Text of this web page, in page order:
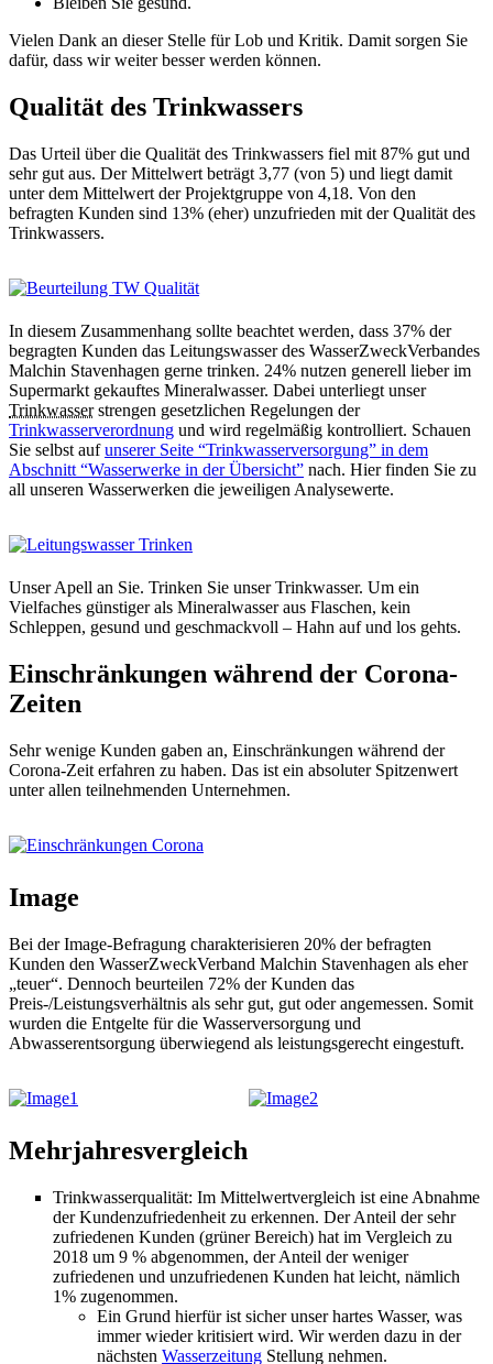
Vielen Dank an dieser Stelle für Lob und Kritik. Damit sorgen Sie
dafür, dass wir weiter besser werden können.
Qualität des Trinkwassers
Das Urteil über die Qualität des Trinkwassers fiel mit 87% gut und
sehr gut aus. Der Mittelwert beträgt 3,77 (von 5) und liegt damit
unter dem Mittelwert der Projektgruppe von 4,18. Von den
befragten Kunden sind 13% (eher) unzufrieden mit der Qualität des
Trinkwassers.
In diesem Zusammenhang sollte beachtet werden, dass 37% der
begragten Kunden das Leitungswasser des WasserZweckVerbandes
Malchin Stavenhagen gerne trinken. 24% nutzen generell lieber im
Supermarkt gekauftes Mineralwasser. Dabei unterliegt unser
Trinkwasserstrengen gesetzlichen Regelungen der
Trinkwasserverordnung und wird regelmäßig kontrolliert. Schauen
Sie selbst aufunserer Seite “Trinkwasserversorgung” in dem
Abschnitt “Wasserwerke in der Übersicht” nach. Hier finden Sie zu
all unseren Wasserwerken die jeweiligen Analysewerte.
Unser Apell an Sie. Trinken Sie unser Trinkwasser. Um ein
Vielfaches günstiger als Mineralwasser aus Flaschen, kein
Schleppen, gesund und geschmackvoll – Hahn auf und los gehts.
Einschränkungen während der Corona-
Zeiten
Sehr wenige Kunden gaben an, Einschränkungen während der
Corona-Zeit erfahren zu haben. Das ist ein absoluter Spitzenwert
unter allen teilnehmenden Unternehmen.
Image
Bei der Image-Befragung charakterisieren 20% der befragten
Kunden den WasserZweckVerband Malchin Stavenhagen als eher
„teuer“. Dennoch beurteilen 72% der Kunden das
Preis-/Leistungsverhältnis als sehr gut, gut oder angemessen. Somit
wurden die Entgelte für die Wasserversorgung und
Abwasserentsorgung überwiegend als leistungsgerecht eingestuft.
Mehrjahresvergleich
Trinkwasserqualität: Im Mittelwertvergleich ist eine Abnahme
der Kundenzufriedenheit zu erkennen. Der Anteil der sehr
zufriedenen Kunden (grüner Bereich) hat im Vergleich zu
2018 um 9 % abgenommen, der Anteil der weniger
zufriedenen und unzufriedenen Kunden hat leicht, nämlich
1% zugenommen.
Ein Grund hierfür ist sicher unser hartes Wasser, was
immer wieder kritisiert wird. Wir werden dazu in der
nächsten Wasserzeitung Stellung nehmen.